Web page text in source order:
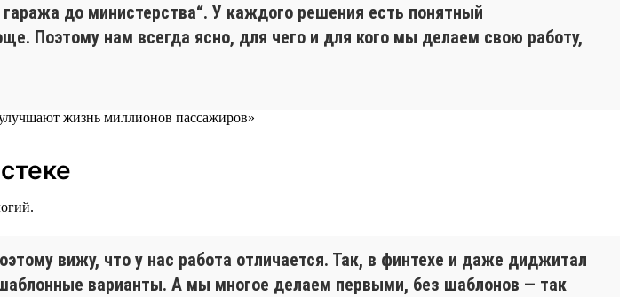
до министерства“. У каждого решения есть понятный
Поэтому нам всегда ясно, для чего и для кого мы делаем свою работу,
вижу, что у нас работа отличается. Так, в финтехе и даже диджитал
варианты. А мы многое делаем первыми, без шаблонов — так